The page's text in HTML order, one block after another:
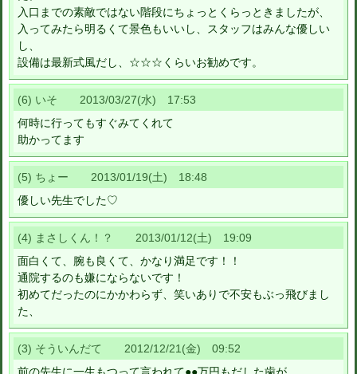
入口までの素敵ではない階段にちょっとくらっときましたが、
入ってみたら明るくて景色もいいし、スタッフはみんな優しい
し、
設備は最新式風だし、☆☆☆くらいお勧めです。
(6) いそ 2013/03/27(水) 17:53
何時に行ってもすぐみてくれて
助かってます
(5) ちょー 2013/01/19(土) 18:48
優しい先生でした♡
(4) まさしくん！？ 2013/01/12(土) 19:09
面白くて、腕も良くて、かなり満足です！！
通院するのも嫌にならないです！
初めてだったのにかかわらず、笑いありで不安もぶっ飛びまし
た、
(3) そういんだて 2012/12/21(金) 09:52